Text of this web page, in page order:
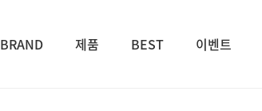
BRAND 제품 BEST 이벤트